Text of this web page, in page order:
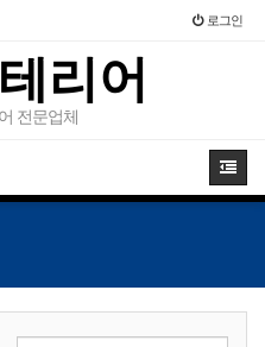
로그인
리어
전문업체